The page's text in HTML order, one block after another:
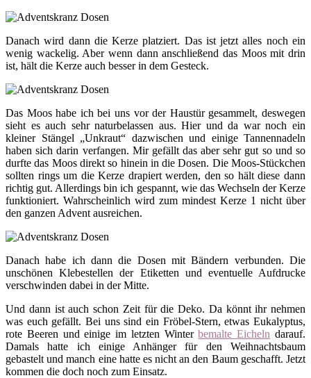
Danach wird dann die Kerze platziert. Das ist jetzt alles noch ein
wenig wackelig. Aber wenn dann anschließend das Moos mit drin
ist, hält die Kerze auch besser in dem Gesteck.
Das Moos habe ich bei uns vor der Haustür gesammelt, deswegen
sieht es auch sehr naturbelassen aus. Hier und da war noch ein
kleiner Stängel „Unkraut“ dazwischen und einige Tannennadeln
haben sich darin verfangen. Mir gefällt das aber sehr gut so und so
durfte das Moos direkt so hinein in die Dosen. Die Moos-Stückchen
sollten rings um die Kerze drapiert werden, den so hält diese dann
richtig gut. Allerdings bin ich gespannt, wie das Wechseln der Kerze
funktioniert. Wahrscheinlich wird zum mindest Kerze 1 nicht über
den ganzen Advent ausreichen.
Danach habe ich dann die Dosen mit Bändern verbunden. Die
unschönen Klebestellen der Etiketten und eventuelle Aufdrucke
verschwinden dabei in der Mitte.
Und dann ist auch schon Zeit für die Deko. Da könnt ihr nehmen
was euch gefällt. Bei uns sind ein Fröbel-Stern, etwas Eukalyptus,
rote Beeren und einige im letzten Winterbemalte Eicheln darauf.
Damals hatte ich einige Anhänger für den Weihnachtsbaum
gebastelt und manch eine hatte es nicht an den Baum geschafft. Jetzt
kommen die doch noch zum Einsatz.